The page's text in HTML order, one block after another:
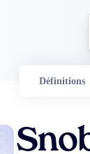
Définitions